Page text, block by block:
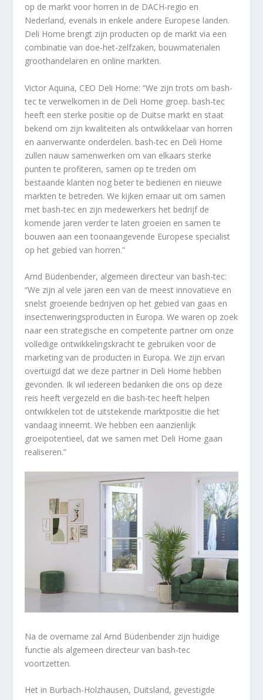
op de markt voor horren in de DACH-regio en
Nederland, evenals in enkele andere Europese landen.
Deli Home brengt zijn producten op de markt via een
combinatie van doe-het-zelfzaken, bouwmaterialen
groothandelaren en online markten.
Victor Aquina, CEO Deli Home: “We zijn trots om bash-
tec te verwelkomen in de Deli Home groep. bash-tec
heeft een sterke positie op de Duitse markt en staat
bekend om zijn kwaliteiten als ontwikkelaar van horren
en aanverwante onderdelen. bash-tec en Deli Home
zullen nauw samenwerken om van elkaars sterke
punten te profiteren, samen op te treden om
bestaande klanten nog beter te bedienen en nieuwe
markten te betreden. We kijken ernaar uit om samen
met bash-tec en zijn medewerkers het bedrijf de
komende jaren verder te laten groeien en samen te
bouwen aan een toonaangevende Europese specialist
op het gebied van horren.”
Arnd Büdenbender, algemeen directeur van bash-tec:
“We zijn al vele jaren een van de meest innovatieve en
snelst groeiende bedrijven op het gebied van gaas en
insectenweringsproducten in Europa. We waren op zoek
naar een strategische en competente partner om onze
volledige ontwikkelingskracht te gebruiken voor de
marketing van de producten in Europa. We zijn ervan
overtuigd dat we deze partner in Deli Home hebben
gevonden. Ik wil iedereen bedanken die ons op deze
reis heeft vergezeld en die bash-tec heeft helpen
ontwikkelen tot de uitstekende marktpositie die het
vandaag inneemt. We hebben een aanzienlijk
groeipotentieel, dat we samen met Deli Home gaan
realiseren.”
Na de overname zal Arnd Büdenbender zijn huidige
functie als algemeen directeur van bash-tec
voortzetten.
Het in Burbach-Holzhausen, Duitsland, gevestigde